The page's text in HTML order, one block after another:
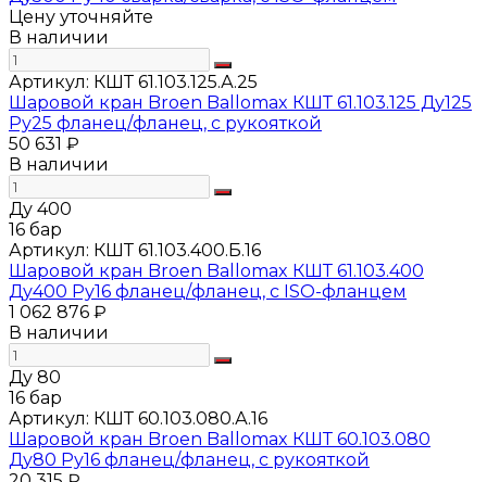
Цену уточняйте
В наличии
Артикул: КШТ 61.103.125.А.25
Шаровой кран Broen Ballomax КШТ 61.103.125 Ду125
Ру25 фланец/фланец, с рукояткой
50 631 ₽
В наличии
Ду 400
16 бар
Артикул: КШТ 61.103.400.Б.16
Шаровой кран Broen Ballomax КШТ 61.103.400
Ду400 Ру16 фланец/фланец, с ISO-фланцем
1 062 876 ₽
В наличии
Ду 80
16 бар
Артикул: КШТ 60.103.080.А.16
Шаровой кран Broen Ballomax КШТ 60.103.080
Ду80 Ру16 фланец/фланец, с рукояткой